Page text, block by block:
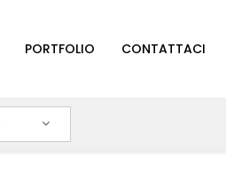
PORTFOLIO CONTATTACI